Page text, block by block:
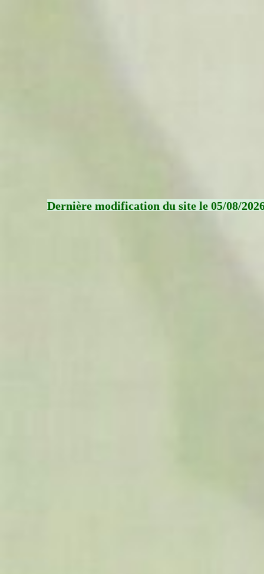
Dernière modification du site le 05/08/